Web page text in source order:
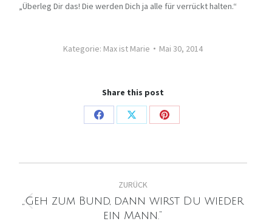
„Überleg Dir das! Die werden Dich ja alle für verrückt halten.“
Kategorie: Max ist Marie Mai 30, 2014
Share this post
Share
Share
Share
Kommentarnavigation
ZURÜCK
Vorheriger
Beitrag:
„Geh zum Bund, dann wirst Du wieder
ein Mann.“